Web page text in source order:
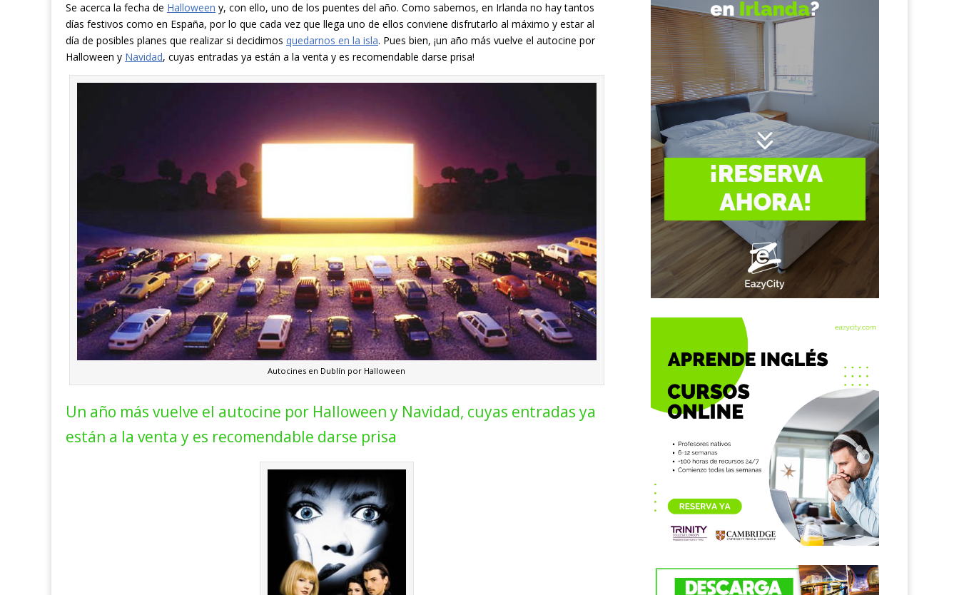
Se acerca la fecha de Halloween y, con ello, uno de los puentes del año. Como sabemos, en Irlanda no hay tantos
días festivos como en España, por lo que cada vez que llega uno de ellos conviene disfrutarlo al máximo y estar al
día de posibles planes que realizar si decidimos quedarnos en la isla. Pues bien, ¡un año más vuelve el autocine por
Halloween y Navidad, cuyas entradas ya están a la venta y es recomendable darse prisa!
Autocines en Dublín por Halloween
Un año más vuelve el autocine por Halloween y Navidad, cuyas entradas ya
están a la venta y es recomendable darse prisa